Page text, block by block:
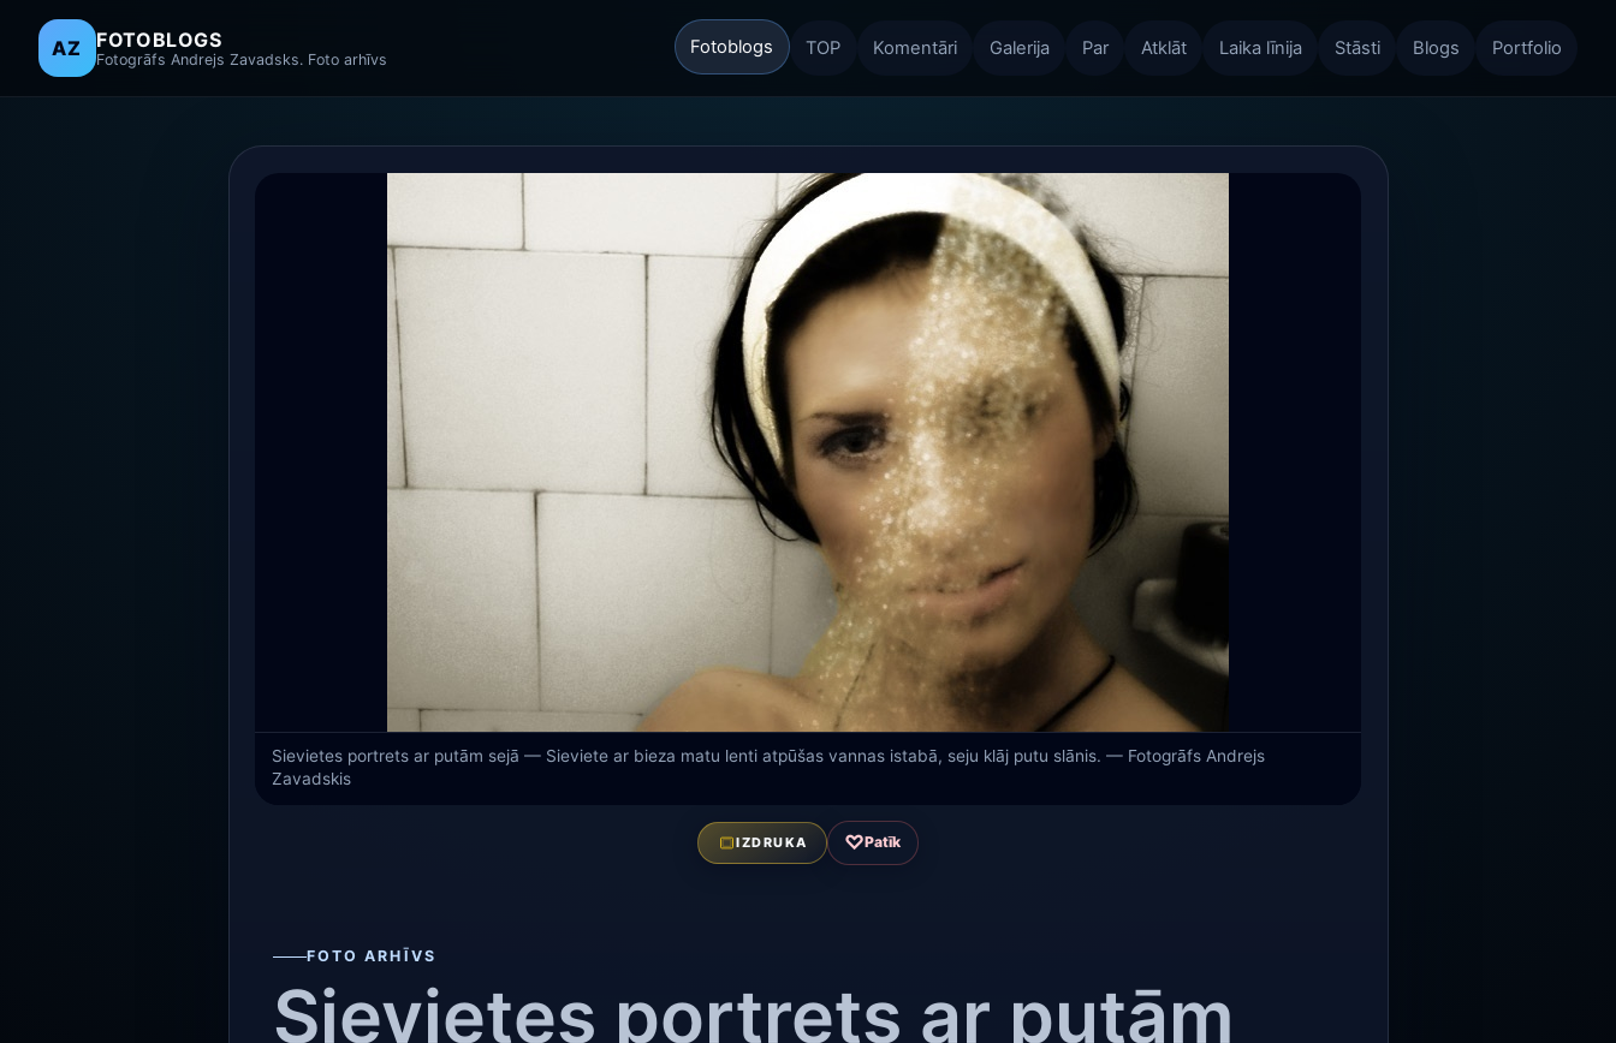
AZ FOTOBLOGS
Fotogrāfs Andrejs Zavadsks. Foto arhīvs
Fotoblogs TOP Komentāri Galerija Par Atklāt Laika līnija Stāsti Blogs Portfolio
Sievietes portrets ar putām sejā — Sieviete ar bieza matu lenti atpūšas vannas istabā, seju klāj putu slānis. — Fotogrāfs Andrejs
Zavadskis
IZDRUKA ♡Patīk
FOTO ARHĪVS
Sievietes portrets ar putām